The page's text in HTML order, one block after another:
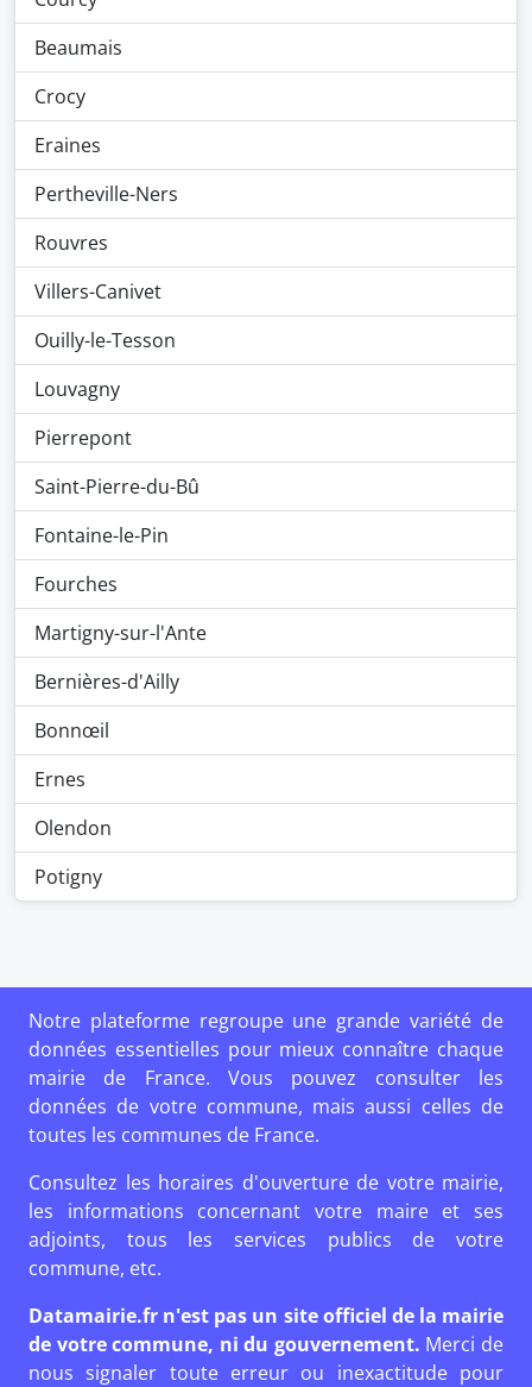
Beaumais
Crocy
Eraines
Pertheville-Ners
Rouvres
Villers-Canivet
Ouilly-le-Tesson
Louvagny
Pierrepont
Saint-Pierre-du-Bû
Fontaine-le-Pin
Fourches
Martigny-sur-l'Ante
Bernières-d'Ailly
Bonnœil
Ernes
Olendon
Potigny
Notre plateforme regroupe une grande variété de
données essentielles pour mieux connaître chaque
mairie de France. Vous pouvez consulter les
données de votre commune, mais aussi celles de
toutes les communes de France.
Consultez les horaires d'ouverture de votre mairie,
les informations concernant votre maire et ses
adjoints, tous les services publics de votre
commune, etc.
Datamairie.fr n'est pas un site officiel de la mairie
de votre commune, ni du gouvernement. Merci de
nous signaler toute erreur ou inexactitude pour